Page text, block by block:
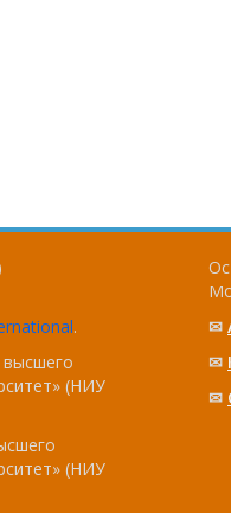
.
(НИУ
(НИУ
✉
✉
✉